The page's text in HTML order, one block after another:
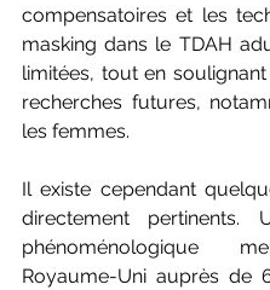
compensatoires et les
masking dans le TDAH
limitées, tout en soulignant
recherches futures,
les femmes.
Il existe cependant
directement pertinents.
phénoménologique
Royaume-Uni auprès de